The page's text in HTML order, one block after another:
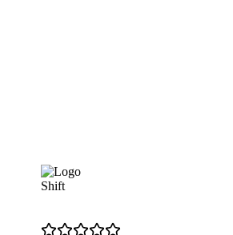
Shift